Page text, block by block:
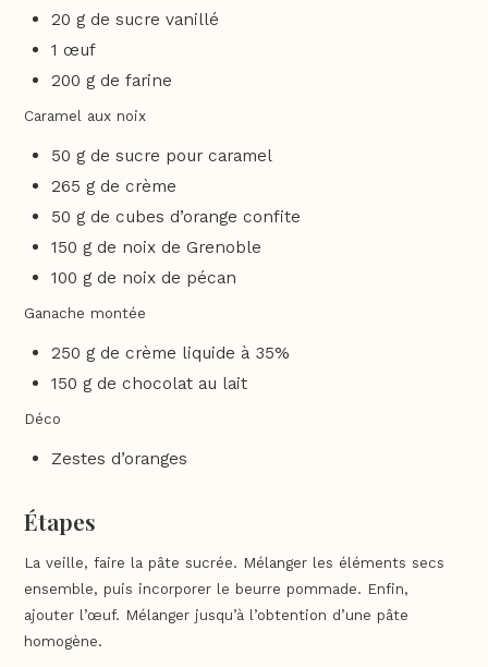
20 g de sucre vanillé
1 œuf
200 g de farine
Caramel aux noix
50 g de sucre pour caramel
265 g de crème
50 g de cubes d’orange confite
150 g de noix de Grenoble
100 g de noix de pécan
Ganache montée
250 g de crème liquide à 35%
150 g de chocolat au lait
Déco
Zestes d’oranges
Étapes
La veille, faire la pâte sucrée. Mélanger les éléments secs
ensemble, puis incorporer le beurre pommade. Enfin,
ajouter l’œuf. Mélanger jusqu’à l’obtention d’une pâte
homogène.